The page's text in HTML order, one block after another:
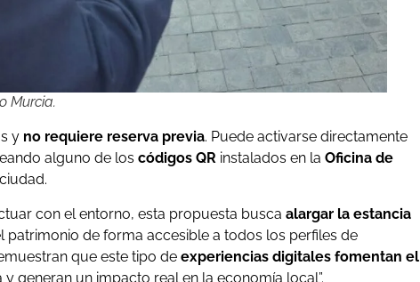
Murcia.
y no requiere reserva previa. Puede activarse directamente
alguno de los códigos QR instalados en la Oficina de
con el entorno, esta propuesta busca alargar la estancia
patrimonio de forma accesible a todos los perfiles de
que este tipo de experiencias digitales fomentan el
y generan un impacto real en la economía local”.